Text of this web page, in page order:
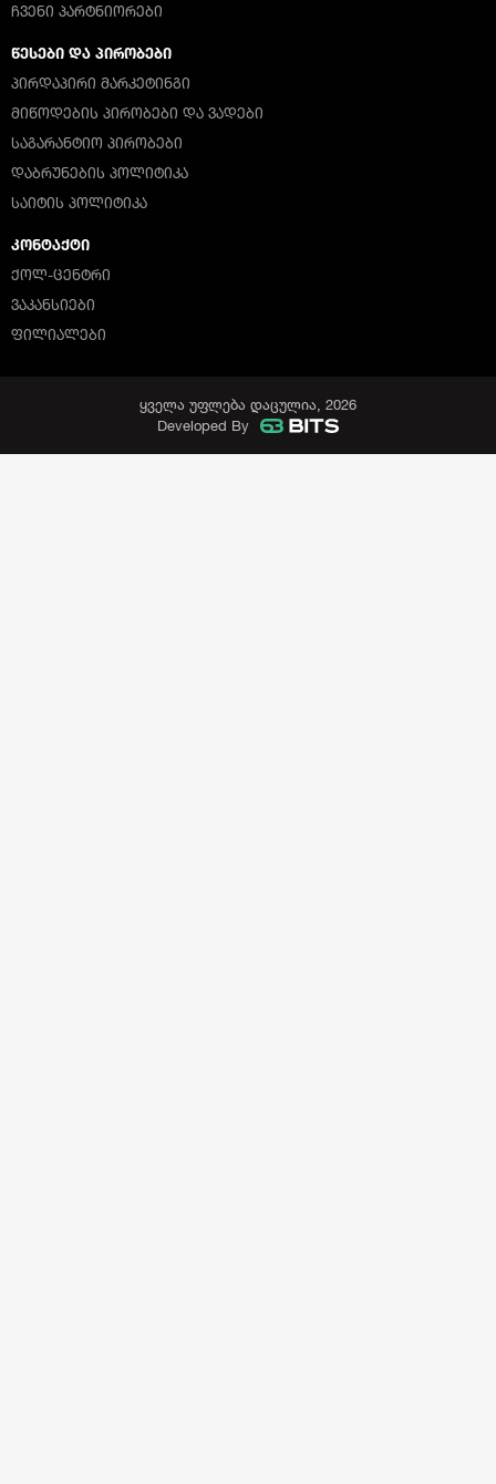
ᲩᲕᲔᲜᲘ ᲞᲐᲠᲢᲜᲘᲝᲠᲔᲑᲘ
ᲬᲔᲡᲔᲑᲘ ᲓᲐ ᲞᲘᲠᲝᲑᲔᲑᲘ
ᲞᲘᲠᲓᲐᲞᲘᲠᲘ ᲛᲐᲠᲙᲔᲢᲘᲜᲒᲘ
ᲛᲘᲬᲝᲓᲔᲑᲘᲡ ᲞᲘᲠᲝᲑᲔᲑᲘ ᲓᲐ ᲕᲐᲓᲔᲑᲘ
ᲡᲐᲒᲐᲠᲐᲜᲢᲘᲝ ᲞᲘᲠᲝᲑᲔᲑᲘ
ᲓᲐᲑᲠᲣᲜᲔᲑᲘᲡ ᲞᲝᲚᲘᲢᲘᲙᲐ
ᲡᲐᲘᲢᲘᲡ ᲞᲝᲚᲘᲢᲘᲙᲐ
ᲙᲝᲜᲢᲐᲥᲢᲘ
ᲥᲝᲚ-ᲪᲔᲜᲢᲠᲘ
ᲕᲐᲙᲐᲜᲡᲘᲔᲑᲘ
ᲤᲘᲚᲘᲐᲚᲔᲑᲘ
ყველა უფლება დაცულია, 2026
Developed By